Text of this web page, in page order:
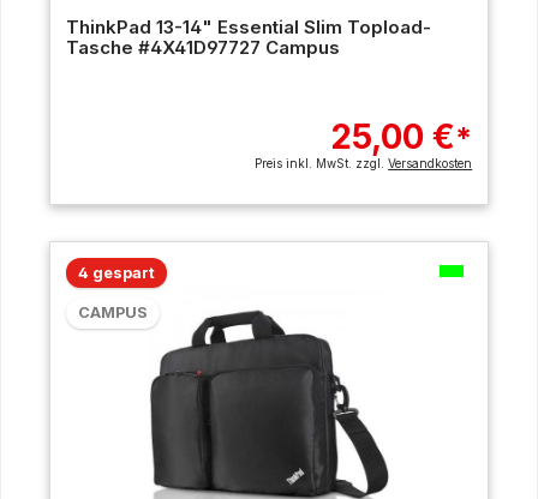
ThinkPad 13-14" Essential Slim Topload-
Tasche #4X41D97727 Campus
25,00 €*
Preis inkl. MwSt. zzgl.Versandkosten
4 gespart
CAMPUS